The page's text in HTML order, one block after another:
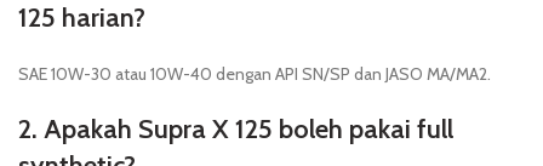
125 harian?
SAE 10W-30 atau 10W-40 dengan API SN/SP dan JASO MA/MA2.
2. Apakah Supra X 125 boleh pakai full